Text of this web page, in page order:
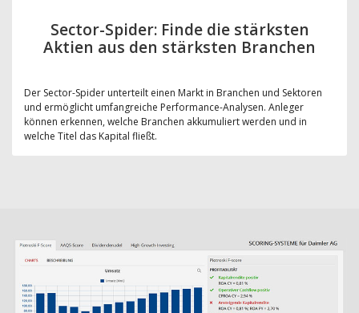
Sector-Spider: Finde die stärksten
Aktien aus den stärksten Branchen
Der Sector-Spider unterteilt einen Markt in Branchen und Sektoren
und ermöglicht umfangreiche Performance-Analysen. Anleger
können erkennen, welche Branchen akkumuliert werden und in
welche Titel das Kapital fließt.